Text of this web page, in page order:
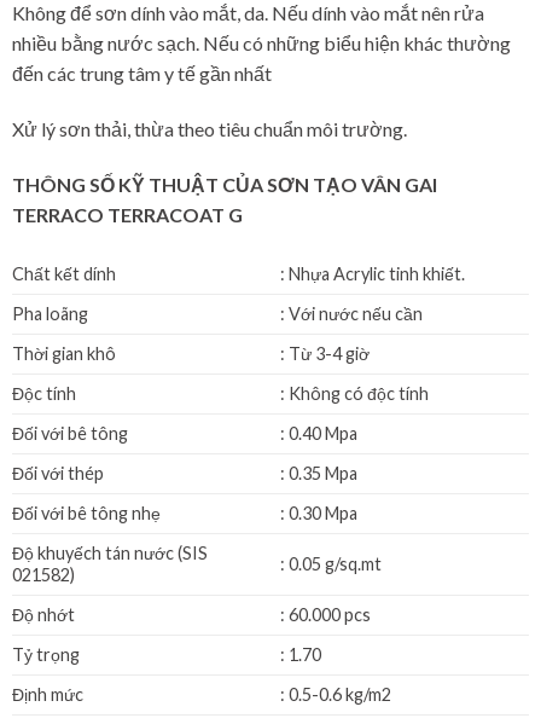
Không để sơn dính vào mắt, da. Nếu dính vào mắt nên rửa
nhiều bằng nước sạch. Nếu có những biểu hiện khác thường
đến các trung tâm y tế gần nhất
Xử lý sơn thải, thừa theo tiêu chuẩn môi trường.
THÔNG SỐ KỸ THUẬT CỦA SƠN TẠO VÂN GAI
TERRACO TERRACOAT G
Chất kết dính
: Nhựa Acrylic tinh khiết.
Pha loãng
: Với nước nếu cần
Thời gian khô
: Từ 3-4 giờ
Độc tính
: Không có độc tính
Đối với bê tông
: 0.40 Mpa
Đối với thép
: 0.35 Mpa
Đối với bê tông nhẹ
: 0.30 Mpa
Độ khuyếch tán nước (SIS
021582)
: 0.05 g/sq.mt
Độ nhớt
: 60.000 pcs
Tỷ trọng
: 1.70
Định mức
: 0.5-0.6 kg/m2